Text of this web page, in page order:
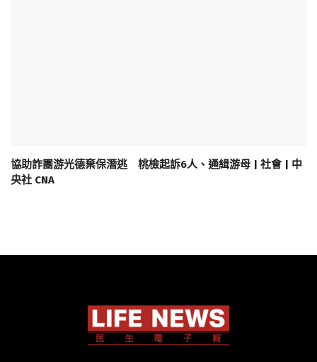
協助詐團游光德棄保潛逃 桃檢起訴6人、通緝游母 | 社會 | 中
央社 CNA